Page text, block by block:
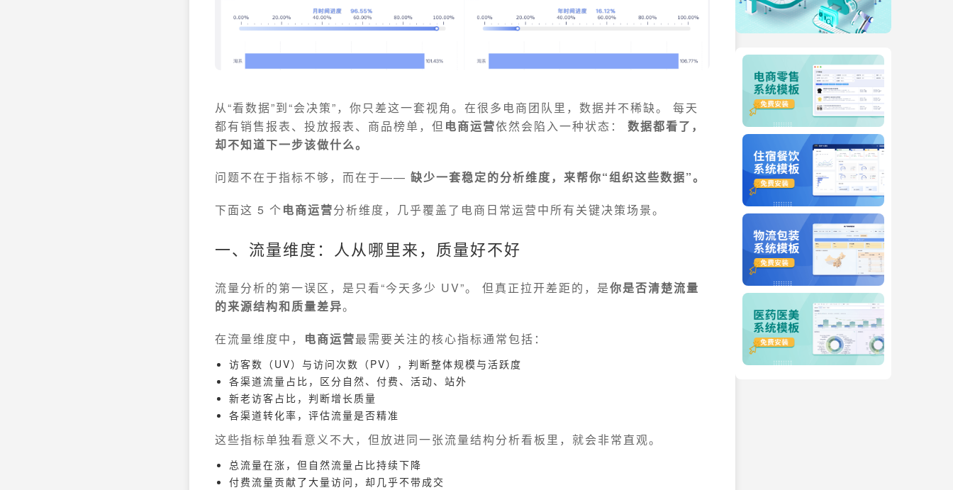
从“看数据”到“会决策”，你只差这一套视角。在很多电商团队里，数据并不稀缺。 每天
都有销售报表、投放报表、商品榜单，但 电商运营依然会陷入一种状态： 数据都看了，
却不知道下一步该做什么。
问题不在于指标不够，而在于—— 缺少一套稳定的分析维度，来帮你“组织这些数据”。
下面这 5 个电商运营分析维度，几乎覆盖了电商日常运营中所有关键决策场景。
一、流量维度：人从哪里来，质量好不好
流量分析的第一误区，是只看“今天多少 UV”。 但真正拉开差距的，是你是否清楚流量
的来源结构和质量差异。
在流量维度中， 电商运营最需要关注的核心指标通常包括：
访客数（UV）与访问次数（PV），判断整体规模与活跃度
各渠道流量占比，区分自然、付费、活动、站外
新老访客占比，判断增长质量
各渠道转化率，评估流量是否精准
这些指标单独看意义不大，但放进同一张流量结构分析看板里，就会非常直观。
总流量在涨，但自然流量占比持续下降
付费流量贡献了大量访问，却几乎不带成交